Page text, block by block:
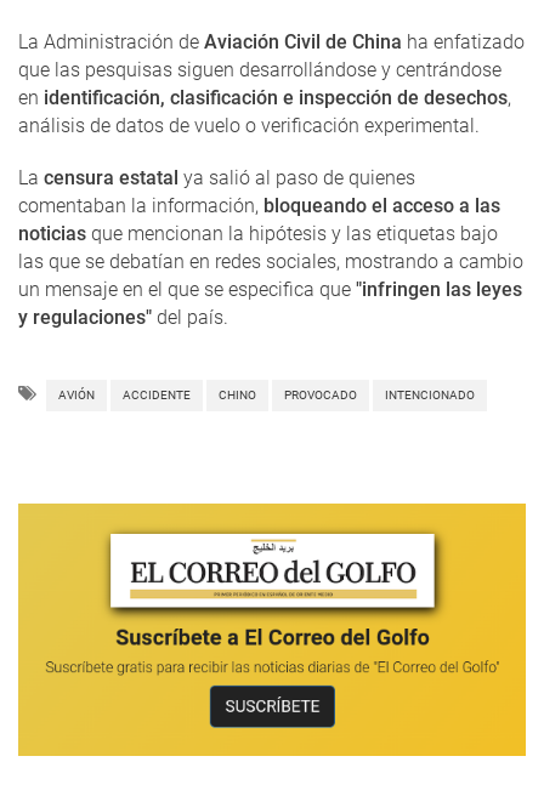
La Administración de Aviación Civil de China ha enfatizado
que las pesquisas siguen desarrollándose y centrándose
en identificación, clasificación e inspección de desechos,
análisis de datos de vuelo o verificación experimental.
La censura estatal ya salió al paso de quienes
comentaban la información, bloqueando el acceso a las
noticias que mencionan la hipótesis y las etiquetas bajo
las que se debatían en redes sociales, mostrando a cambio
un mensaje en el que se especifica que "infringen las leyes
y regulaciones" del país.
AVIÓN ACCIDENTE CHINO PROVOCADO INTENCIONADO